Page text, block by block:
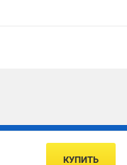
КУПИТЬ
первым об акцияx и